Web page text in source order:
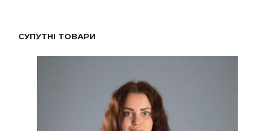
СУПУТНІ ТОВАРИ